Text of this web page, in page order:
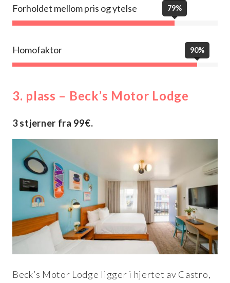
Forholdet mellom pris og ytelse 79%
Homofaktor 90%
3. plass – Beck’s Motor Lodge
3 stjerner fra 99€.
Beck’s Motor Lodge ligger i hjertet av Castro,